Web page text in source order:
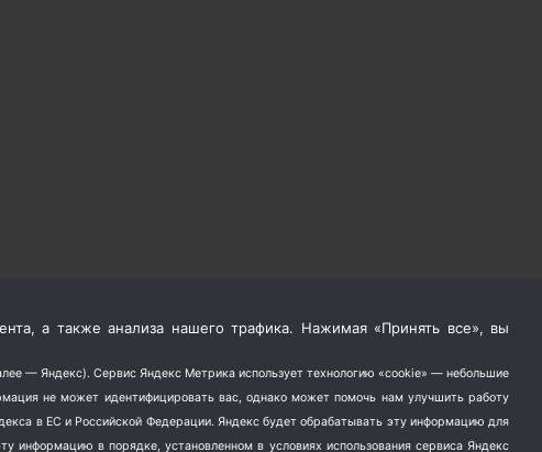
а также анализа нашего трафика. Нажимая «Принять все», вы
— Яндекс). Сервис Яндекс Метрика использует технологию «cookie» — небольшие
не может идентифицировать вас, однако может помочь нам улучшить работу
в ЕС и Российской Федерации. Яндекс будет обрабатывать эту информацию для
информацию в порядке, установленном в условиях использования сервиса Яндекс